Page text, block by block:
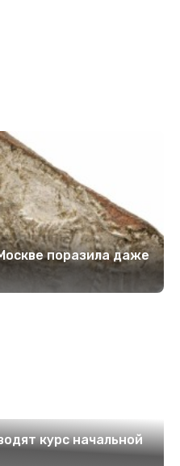
поразила даже
курс начальной